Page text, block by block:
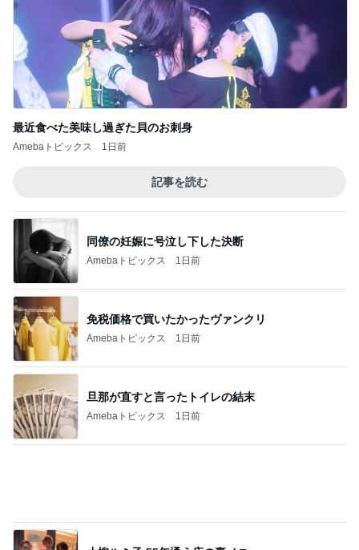
記事を読む
同僚の妊娠に号泣し下した決断
Amebaトピックス 1日前
Amebaトピックス 1日前
旦那が直すと言ったトイレの結末
Amebaトピックス 1日前
小柳ルミ子 55年通う店の裏メニュー
Amebaトピックス 1日前